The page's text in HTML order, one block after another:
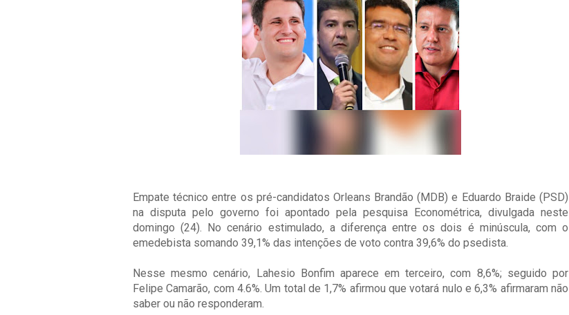
Empate técnico entre os pré-candidatos Orleans Brandão (MDB) e Eduardo Braide (PSD)
na disputa pelo governo foi apontado pela pesquisa Econométrica, divulgada neste
domingo (24). No cenário estimulado, a diferença entre os dois é minúscula, com o
emedebista somando 39,1% das intenções de voto contra 39,6% do psedista.
Nesse mesmo cenário, Lahesio Bonfim aparece em terceiro, com 8,6%; seguido por
Felipe Camarão, com 4.6%. Um total de 1,7% afirmou que votará nulo e 6,3% afirmaram não
saber ou não responderam.